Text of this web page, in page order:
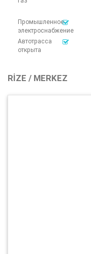
Промышленное
электроснабжение
Автотрасса
открыта
RIZE / MERKEZ